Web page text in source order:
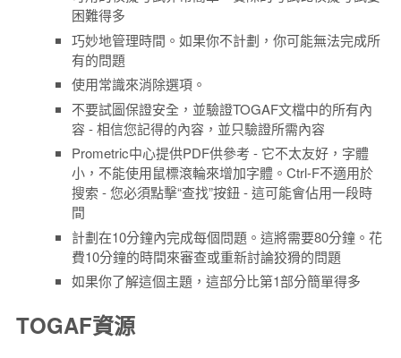
困難得多
巧妙地管理時間。如果你不計劃，你可能無法完成所
有的問題
使用常識來消除選項。
不要試圖保證安全，並驗證TOGAF文檔中的所有內
容 - 相信您記得的內容，並只驗證所需內容
Prometric中心提供PDF供參考 - 它不太友好，字體
小，不能使用鼠標滾輪來增加字體。Ctrl-F不適用於
搜索 - 您必須點擊“查找”按鈕 - 這可能會佔用一段時
間
計劃在10分鐘內完成每個問題。這將需要80分鐘。花
費10分鐘的時間來審查或重新討論狡猾的問題
如果你了解這個主題，這部分比第1部分簡單得多
TOGAF資源